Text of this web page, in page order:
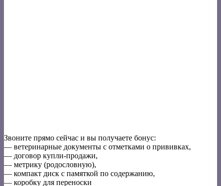
Звоните прямо сейчас и вы получаете бонус:
— ветеринарные документы с отметками о прививках,
— договор купли-продажи,
— метрику (родословную),
— компакт диск с памяткой по содержанию,
— коробку для переноски